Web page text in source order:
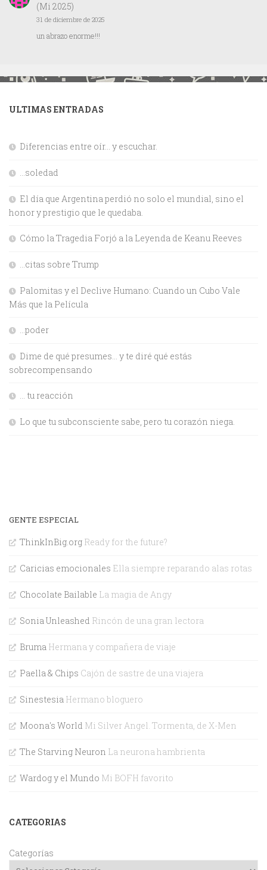
(Mi 2025)
31 de diciembre de 2025
un abrazo enorme!!!
ULTIMAS ENTRADAS
Diferencias entre oír… y escuchar.
…soledad
El día que Argentina perdió no solo el mundial, sino el
honor y prestigio que le quedaba.
Cómo la Tragedia Forjó a la Leyenda de Keanu Reeves
…citas sobre Trump
Palomitas y el Declive Humano: Cuando un Cubo Vale
Más que la Película
…poder
Dime de qué presumes… y te diré qué estás
sobrecompensando
… tu reacción
Lo que tu subconsciente sabe, pero tu corazón niega.
GENTE ESPECIAL
ThinkInBig.org Ready for the future?
Caricias emocionales Ella siempre reparando alas rotas
Chocolate Bailable La magia de Angy
Sonia Unleashed Rincón de una gran lectora
Bruma Hermana y compañera de viaje
Paella & Chips Cajón de sastre de una viajera
Sinestesia Hermano bloguero
Moona's World Mi Silver Angel. Tormenta, de X-Men
The Starving Neuron La neurona hambrienta
Wardog y el Mundo Mi BOFH favorito
CATEGORIAS
Categorías